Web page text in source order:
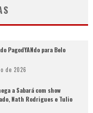
PagodYANdo para Belo
de 2026
a Sabará com show
Nath Rodrigues e Tulio